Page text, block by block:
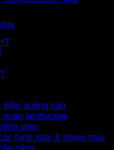
hiệu quảng cáo
quan landscape
viện
farm stay & home stay